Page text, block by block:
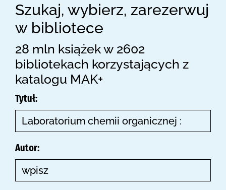
Szukaj, wybierz, zarezerwuj
w bibliotece
28 mln książek w 2602
bibliotekach korzystających z
katalogu MAK+
Tytuł:
Autor: